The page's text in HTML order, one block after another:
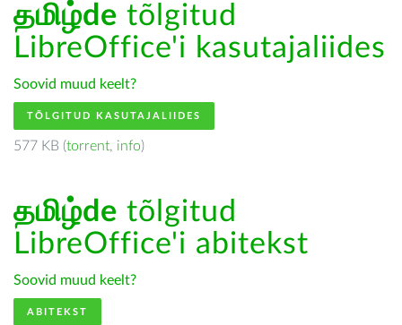
தமிழ்de tõlgitud
LibreOffice'i kasutajaliides
Soovid muud keelt?
TÕLGITUD KASUTAJALIIDES
577 KB (torrent, info)
தமிழ்de tõlgitud
LibreOffice'i abitekst
Soovid muud keelt?
ABITEKST